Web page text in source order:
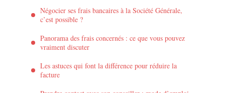
Négocier ses frais bancaires à la Société Générale,
c’est possible ?
Panorama des frais concernés : ce que vous pouvez
vraiment discuter
Les astuces qui font la différence pour réduire la
facture